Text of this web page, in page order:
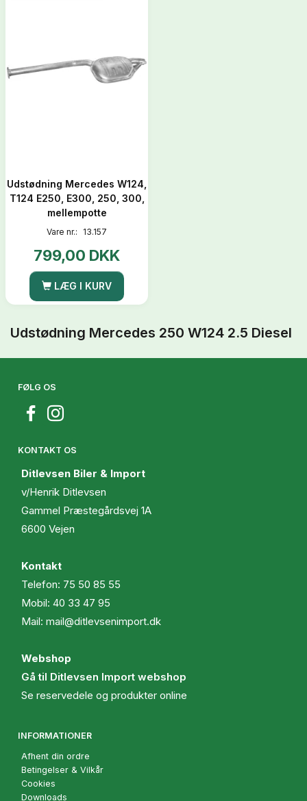
Udstødning Mercedes W124,
T124 E250, E300, 250, 300,
mellempotte
Vare nr.: 13.157
799,00 DKK
LÆG I KURV
Udstødning Mercedes 250 W124 2.5 Diesel
FØLG OS
KONTAKT OS
Ditlevsen Biler & Import
v/Henrik Ditlevsen
Gammel Præstegårdsvej 1A
6600 Vejen
Kontakt
Telefon: 75 50 85 55
Mobil: 40 33 47 95
Mail: mail@ditlevsenimport.dk
Webshop
Gå til Ditlevsen Import webshop
Se reservedele og produkter online
INFORMATIONER
Afhent din ordre
Betingelser & Vilkår
Cookies
Downloads